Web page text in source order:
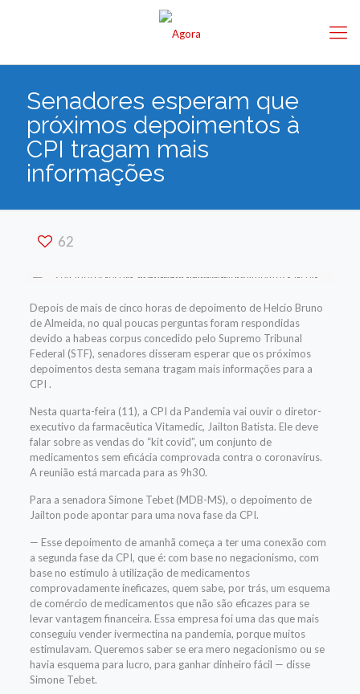
Senadores esperam que
próximos depoimentos à
CPI tragam mais
informações
62
Depois de mais de cinco horas de depoimento de Helcio Bruno
de Almeida, no qual poucas perguntas foram respondidas
devido a habeas corpus concedido pelo Supremo Tribunal
Federal (STF), senadores disseram esperar que os próximos
depoimentos desta semana tragam mais informações para a
CPI .
Nesta quarta-feira (11), a CPI da Pandemia vai ouvir o diretor-
executivo da farmacêutica Vitamedic, Jailton Batista. Ele deve
falar sobre as vendas do “kit covid”, um conjunto de
medicamentos sem eficácia comprovada contra o coronavírus.
A reunião está marcada para as 9h30.
Para a senadora Simone Tebet (MDB-MS), o depoimento de
Jailton pode apontar para uma nova fase da CPI.
— Esse depoimento de amanhã começa a ter uma conexão com
a segunda fase da CPI, que é: com base no negacionismo, com
base no estímulo à utilização de medicamentos
comprovadamente ineficazes, quem sabe, por trás, um esquema
de comércio de medicamentos que não são eficazes para se
levar vantagem financeira. Essa empresa foi uma das que mais
conseguiu vender ivermectina na pandemia, porque muitos
estimulavam. Queremos saber se era mero negacionismo ou se
havia esquema para lucro, para ganhar dinheiro fácil — disse
Simone Tebet.